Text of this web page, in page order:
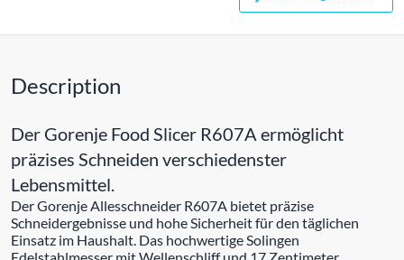
Description
Der Gorenje Food Slicer R607A ermöglicht
präzises Schneiden verschiedenster
Lebensmittel.
Der Gorenje Allesschneider R607A bietet präzise
Schneidergebnisse und hohe Sicherheit für den täglichen
Einsatz im Haushalt. Das hochwertige Solingen
Edelstahlmesser mit Wellenschliff und 17 Zentimeter